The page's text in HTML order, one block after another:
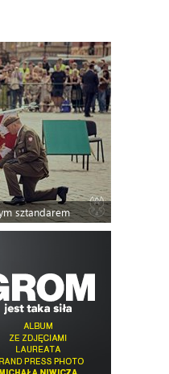
sztandarem